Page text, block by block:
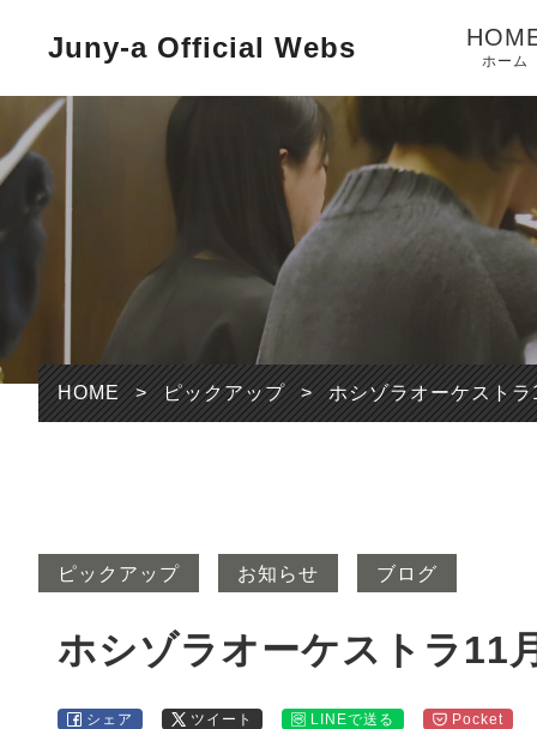
Juny-a Official Webs ホーム
HOME > ピックアップ > ホシゾラオーケスト
ピックアップ お知らせ ブログ
ホシゾラオーケストラ11
シェア ツイート LINEで送る Pocket